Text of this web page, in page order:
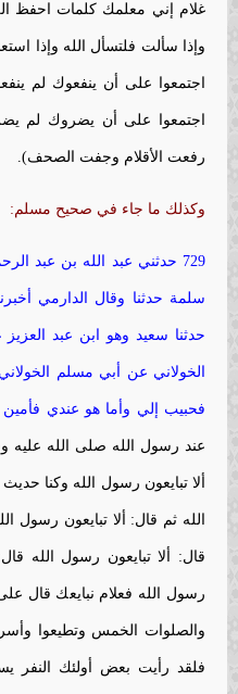
غلام إني معلمك كلمات احفظ
وإذا سألت فلتسأل الله وإذا
اجتمعوا على أن ينفعوك لم
اجتمعوا على أن يضروك لم
رفعت الأقلام وجفت الصحف).
وكذلك ما جاء في صحيح مسلم:
729 حدثني عبد الله بن عبد
سلمة حدثنا وقال الدارمي
حدثنا سعيد وهو ابن عبد
الخولاني عن أبي مسلم
فحبيب إلي وأما هو عندي
عند رسول الله صلى الله عليه
ألا تبايعون رسول الله وكنا
الله ثم قال: ألا تبايعون رسول
قال: ألا تبايعون رسول الله قال:
رسول الله فعلام نبايعك قال
والصلوات الخمس وتطيعوا وأسر
فلقد رأيت بعض أولئك النفر